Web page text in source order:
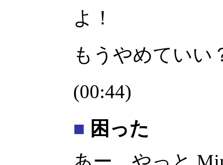
よ！
もうやめていい
(00:44)
■ 困った